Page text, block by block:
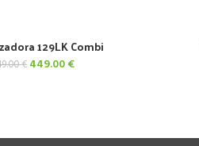
AL CARRITO
129LK Combi
€ El
449.00€El